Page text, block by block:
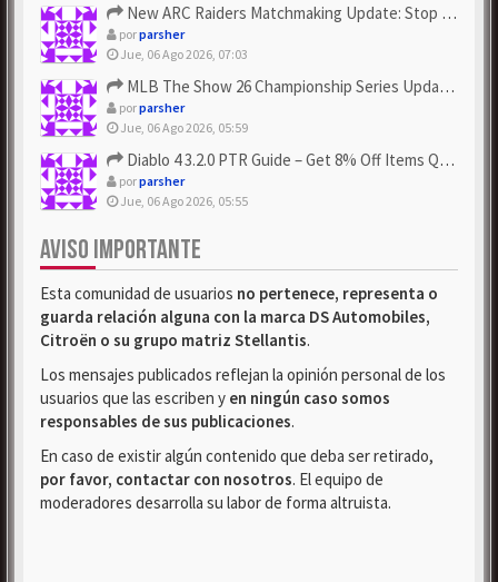
New ARC Raiders Matchmaking Update: Stop Failed - Grab Bluep...
porparsher
Jue, 06 Ago 2026, 07:03
MLB The Show 26 Championship Series Update! Get Cheap & ...
porparsher
Jue, 06 Ago 2026, 05:59
Diablo 4 3.2.0 PTR Guide – Get 8% Off Items Quickly to Test ...
porparsher
Jue, 06 Ago 2026, 05:55
AVISO IMPORTANTE
Esta comunidad de usuarios no pertenece, representa o
guarda relación alguna con la marca DS Automobiles,
Citroën o su grupo matriz Stellantis.
Los mensajes publicados reflejan la opinión personal de los
usuarios que las escriben y en ningún caso somos
responsables de sus publicaciones.
En caso de existir algún contenido que deba ser retirado,
por favor, contactar con nosotros. El equipo de
moderadores desarrolla su labor de forma altruista.